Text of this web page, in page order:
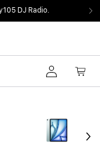
DJ Radio.
ab